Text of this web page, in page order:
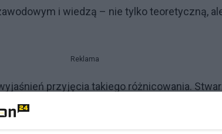
i wiedzą – nie tylko teoretyczną,
Reklama
przyjęcia takiego różnicowania.
, bądź zlecane firmom zewnętrznym, przez
do „robienia” takich kursów